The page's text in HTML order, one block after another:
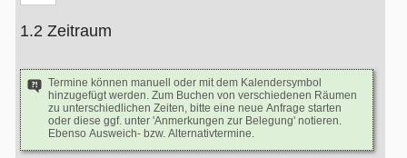
1.2 Zeitraum
Termine können manuell oder mit dem Kalendersymbol
hinzugefügt werden. Zum Buchen von verschiedenen Räumen
zu unterschiedlichen Zeiten, bitte eine neue Anfrage starten
oder diese ggf. unter 'Anmerkungen zur Belegung' notieren.
Ebenso Ausweich- bzw. Alternativtermine.